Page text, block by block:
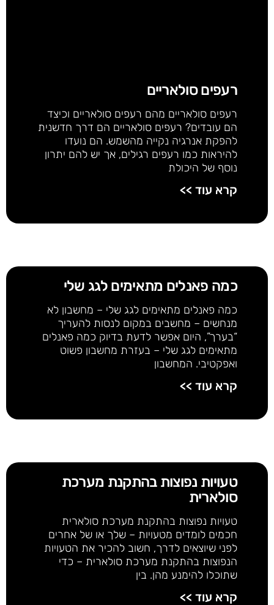
רעפים סולאריים
רעפים סולאריים מהם רעפים סולאריים וכיצד
הם עובדים? רעפים סולאריים הם דרך חדשנית
להפקת אנרגיה נקייה מהשמש. הם נועדו
להיראות כמו רעפים רגילים, אך יש להם יתרון
נוסף של היכולת
קרא עוד >>
כמה פאנלים מתאימים לגג שלי
כמה פאנלים מתאימים לגג שלי – מחשבון לא
מנחשים – מחשבים במקום לנסות להעריך
“בערך”, היום אפשר לדעת בדיוק כמה פאנלים
מתאימים לגג שלי – בעזרת מחשבון פשוט
ואפקטיבי. המחשבון
קרא עוד >>
טעויות נפוצות בהתקנת מערכת
סולארית
טעויות נפוצות בהתקנת מערכת סולארית
חכמים לומדים מטעויות – שלך או של אחרים
לפני שיוצאים לדרך, חשוב להכיר את הטעויות
הנפוצות בהתקנת מערכת סולארית – כדי
שתוכלו להימנע מהן. בין
קרא עוד >>